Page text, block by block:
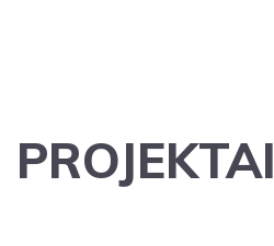
PROJEKTAI